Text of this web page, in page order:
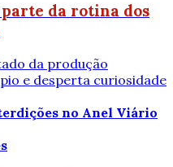
da rotina dos
da produção
e desperta curiosidade